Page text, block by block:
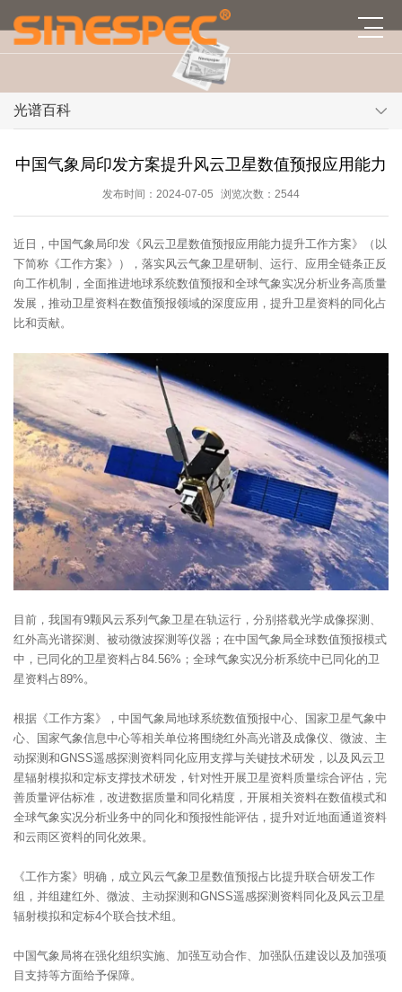
光谱百科
中国气象局印发方案提升风云卫星数值预报应用能力
发布时间：2024-07-05 浏览次数：2544
近日，中国气象局印发《风云卫星数值预报应用能力提升工作方案》（以
下简称《工作方案》），落实风云气象卫星研制、运行、应用全链条正反
向工作机制，全面推进地球系统数值预报和全球气象实况分析业务高质量
发展，推动卫星资料在数值预报领域的深度应用，提升卫星资料的同化占
比和贡献。
目前，我国有9颗风云系列气象卫星在轨运行，分别搭载光学成像探测、
红外高光谱探测、被动微波探测等仪器；在中国气象局全球数值预报模式
中，已同化的卫星资料占84.56%；全球气象实况分析系统中已同化的卫
星资料占89%。
根据《工作方案》，中国气象局地球系统数值预报中心、国家卫星气象中
心、国家气象信息中心等相关单位将围绕红外高光谱及成像仪、微波、主
动探测和GNSS遥感探测资料同化应用支撑与关键技术研发，以及风云卫
星辐射模拟和定标支撑技术研发，针对性开展卫星资料质量综合评估，完
善质量评估标准，改进数据质量和同化精度，开展相关资料在数值模式和
全球气象实况分析业务中的同化和预报性能评估，提升对近地面通道资料
和云雨区资料的同化效果。
《工作方案》明确，成立风云气象卫星数值预报占比提升联合研发工作
组，并组建红外、微波、主动探测和GNSS遥感探测资料同化及风云卫星
辐射模拟和定标4个联合技术组。
中国气象局将在强化组织实施、加强互动合作、加强队伍建设以及加强项
目支持等方面给予保障。